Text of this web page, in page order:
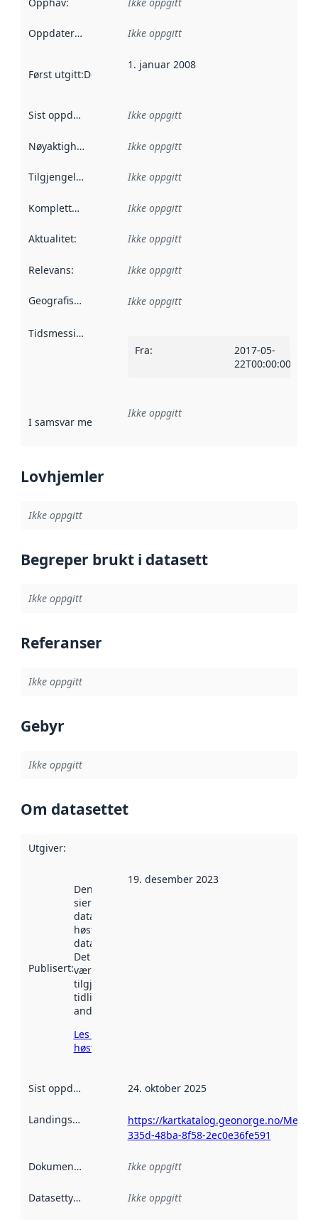
Oppdateringsfrekvens :
Ikke oppgitt
Først utgitt:Denne datoen sier når dataene i dette
1. januar 2008
Sist oppdatert Ikke oppgitt
Nøyaktighet Ikke oppgitt
Tilgjengelighet Ikke oppgitt
Kompletthet Ikke oppgitt
Aktualitet: Ikke oppgitt
Relevans: Ikke oppgitt
Geografisk avgrensning :
Ikke oppgitt
Tidsmessig avgrensning
Fra:
2017-05-
22T00:00:00Z
I samsvar med Referanse til en implementasjonsregel
Ikke oppgitt
Lovhjemler
Ikke oppgitt
Begreper brukt i datasett
Ikke oppgitt
Referanser
Ikke oppgitt
Gebyr
Ikke oppgitt
Om datasettet
Utgiver:
Publisert:
Denne datoen
sier når
datasettet ble
høstet av
data.norge.no.
Det kan ha
vært
tilgjengelig
tidligere
andre steder.
Les mer om
høsting her
19. desember 2023
Sist oppdatert 24. oktober 2025
Landingsside
https://kartkatalog.geonorge.no/
335d-48ba-8f58-2ec0e36fe591
Dokumentasjon Ikke oppgitt
Datasettype Ikke oppgitt